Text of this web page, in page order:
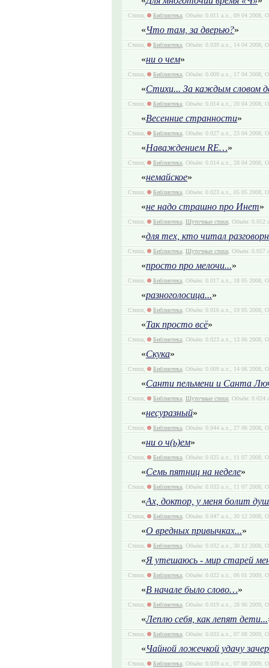
Стихи, Библиотека, Объём: 0.011 а.л., 09 04 2008,
«Что там, за дверью?»
Стихи, Библиотека, Объём: 0.039 а.л., 14 04 2008,
«ни о чем»
Стихи, Библиотека, Объём: 0.009 а.л., 17 04 2008,
«Стихи... За каждым словом
Стихи, Библиотека, Объём: 0.014 а.л., 20 04 2008,
«Весенние странности»
Стихи, Библиотека, Объём: 0.027 а.л., 23 04 2008,
«Наваждением RE…»
Стихи, Библиотека, Объём: 0.014 а.л., 28 04 2008,
«немайское»
Стихи, Библиотека, Объём: 0.023 а.л., 05 05 2008,
«не надо страшно про Инет»
Стихи, Библиотека, Шуточные стихи, Объём: 0.052
«для тех, кто читал
Стихи, Библиотека, Шуточные стихи, Объём: 0.057
«просто про мелочи...»
Стихи, Библиотека, Объём: 0.017 а.л., 18 05 2008,
«разноголосица...»
Стихи, Библиотека, Объём: 0.016 а.л., 19 05 2008,
«Так просто всё»
Стихи, Библиотека, Объём: 0.023 а.л., 13 06 2008,
«Скука»
Стихи, Библиотека, Объём: 0.009 а.л., 14 06 2008,
«Санти пельмени и Санта
Стихи, Библиотека, Шуточные стихи, Объём: 0.024
«несуразный»
Стихи, Библиотека, Объём: 0.044 а.л., 27 06 2008,
«ни о ч(ь)ем»
Стихи, Библиотека, Объём: 0.025 а.л., 11 07 2008,
«Семь пятниц на неделе»
Стихи, Библиотека, Объём: 0.033 а.л., 11 07 2008,
«Ах, доктор, у меня болит
Стихи, Библиотека, Объём: 0.047 а.л., 30 12 2008,
«О вредных привычках...»
Стихи, Библиотека, Объём: 0.032 а.л., 30 12 2008,
«Я утешаюсь - мир старей
Стихи, Библиотека, Объём: 0.022 а.л., 06 01 2009,
«В начале было слово…»
Стихи, Библиотека, Объём: 0.019 а.л., 28 06 2009,
«Леплю себя, как лепят дети...
Стихи, Библиотека, Объём: 0.033 а.л., 07 08 2009,
«Чайной ложечкой удачу
Стихи, Библиотека, Объём: 0.039 а.л., 07 08 2009,